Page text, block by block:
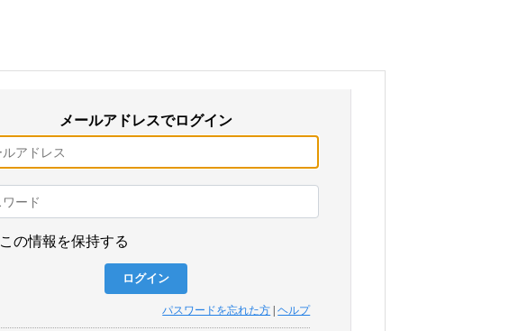
メールアドレスでログイン
この情報を保持する
パスワードを忘れた方 |ヘルプ